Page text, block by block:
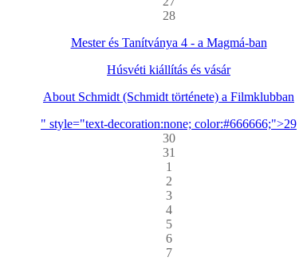
28
Mester és Tanítványa 4 - a Magmá-ban
Húsvéti kiállítás és vásár
About Schmidt (Schmidt története) a Filmklubban
" style="text-decoration:none; color:#666666;">29
30
31
1
2
3
4
5
6
7